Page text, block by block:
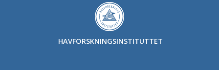
HAVFORSKNINGSINSTITUTTET